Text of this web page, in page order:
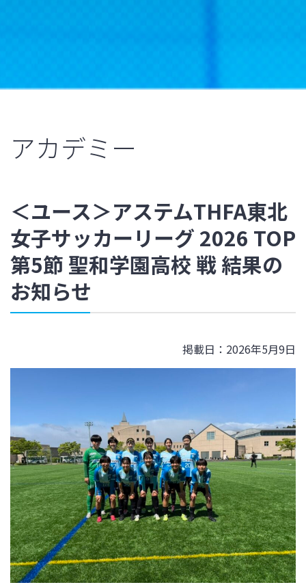
アカデミー
＜ユース＞アステムTHFA東北
女子サッカーリーグ 2026 TOP
第5節 聖和学園高校 戦 結果の
お知らせ
掲載日：2026年5月9日